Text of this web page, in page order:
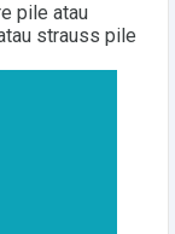
pile atau
strauss pile